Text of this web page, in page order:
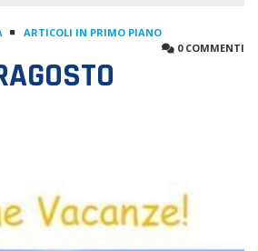
ARTICOLI IN PRIMO PIANO
0 COMMENTI